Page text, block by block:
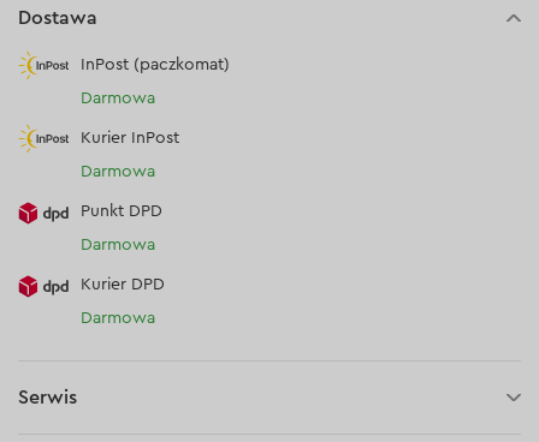
Dostawa
InPost (paczkomat)
Darmowa
Kurier InPost
Darmowa
Punkt DPD
Darmowa
Kurier DPD
Darmowa
Serwis